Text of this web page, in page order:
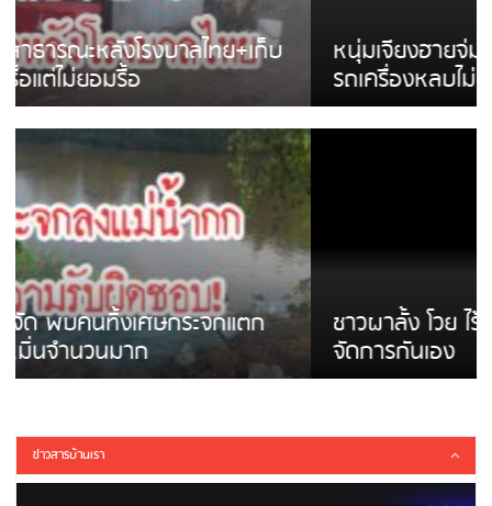
หนุ่มเจียงฮายจ่ม พบถังน้ำดื่มตกกลางถนน
รถเครื่องหลบไม่ทันล้มบาดเจ็บ
ชาวผาลั้ง โวย ไร้หน่วยงานดูแล ดินสไลด์ ต้อง
จัดการกันเอง
ข่าวสารบ้านเรา